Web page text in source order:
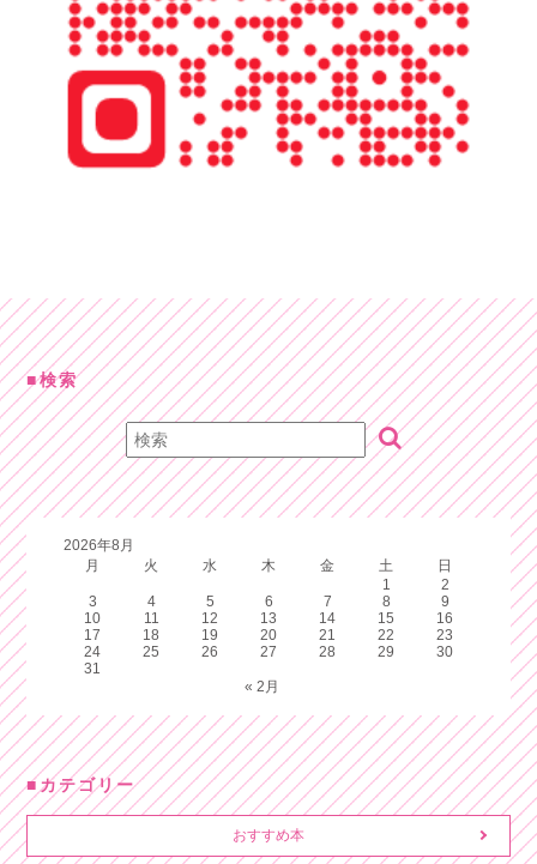
検索
2026年8月
月
火 水 木 金 土
日
1
2
3
4 5 6 7 8
9
10
11 12 13 14 15
16
17
18 19 20 21 22
23
24
25 26 27 28 29
30
31
« 2月
カテゴリー
おすすめ本